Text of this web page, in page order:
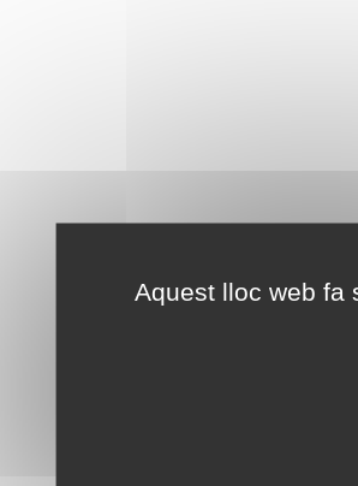
Aquest lloc web fa